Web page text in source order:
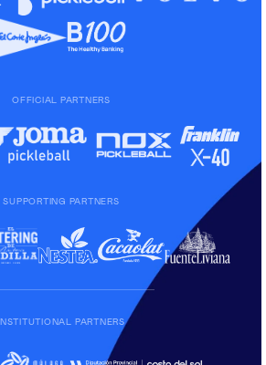
OFFICIAL PARTNERS
SUPPORTING PARTNERS
INSTITUTIONAL PARTNERS